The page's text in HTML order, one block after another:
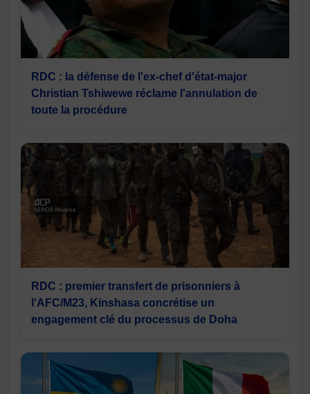
RDC : la défense de l'ex-chef d'état-major
Christian Tshiwewe réclame l'annulation de
toute la procédure
RDC : premier transfert de prisonniers à
l'AFC/M23, Kinshasa concrétise un
engagement clé du processus de Doha